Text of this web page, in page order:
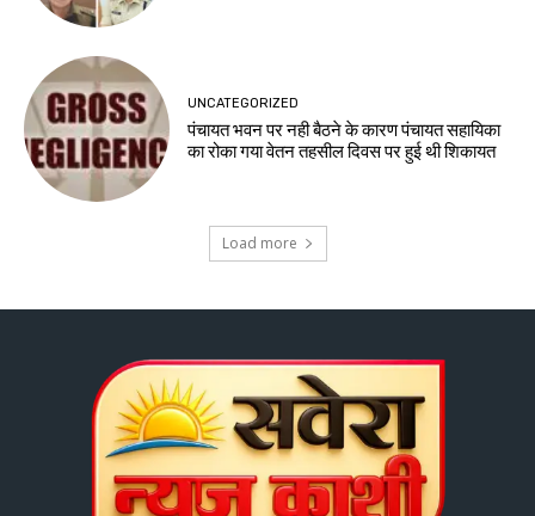
UNCATEGORIZED
पंचायत भवन पर नही बैठने के कारण पंचायत सहायिका
का रोका गया वेतन तहसील दिवस पर हुई थी शिकायत
Load more